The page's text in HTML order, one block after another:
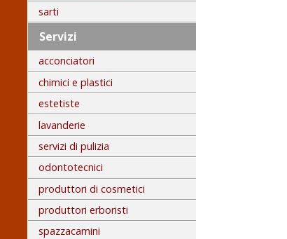
sarti
Servizi
acconciatori
chimici e plastici
estetiste
lavanderie
servizi di pulizia
odontotecnici
produttori di cosmetici
produttori erboristi
spazzacamini